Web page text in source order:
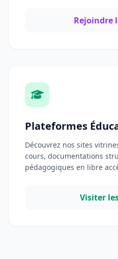
Rejoindre
Plateformes
Découvrez nos sites
cours, documentations
pédagogiques en libre
Visiter